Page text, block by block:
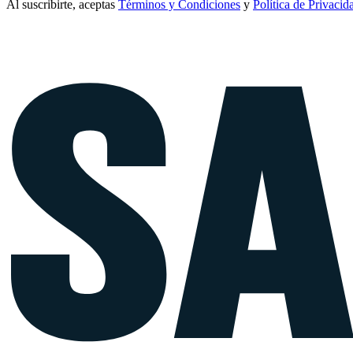
Al suscribirte, aceptas Términos y Condiciones y Política de